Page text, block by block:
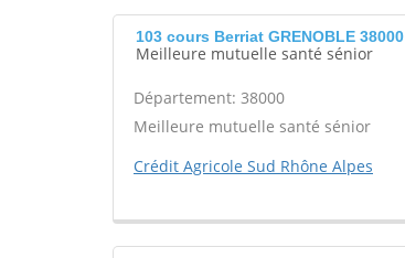
103 cours Berriat GRENOBLE 38000
Meilleure mutuelle santé sénior
Département: 38000
Meilleure mutuelle santé sénior
Crédit Agricole Sud Rhône Alpes